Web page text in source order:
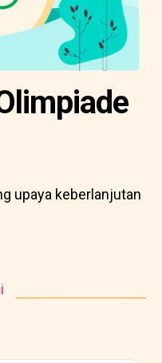
upaya keberlanjutan